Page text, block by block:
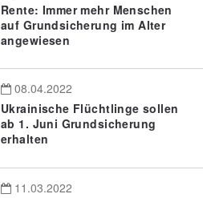
Rente: Immer mehr Menschen
auf Grundsicherung im Alter
angewiesen
08.04.2022
Ukrainische Flüchtlinge sollen
ab 1. Juni Grundsicherung
erhalten
11.03.2022